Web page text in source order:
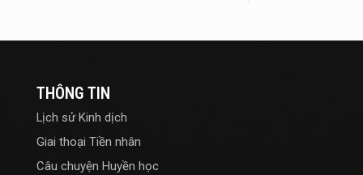
THÔNG TIN
Lịch sử Kinh dịch
Giai thoại Tiền nhân
Câu chuyện Huyền học